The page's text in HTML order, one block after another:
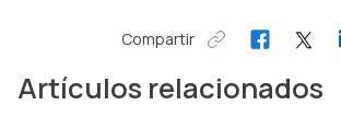
Compartir
Artículos relacionados